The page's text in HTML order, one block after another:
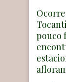
pouco